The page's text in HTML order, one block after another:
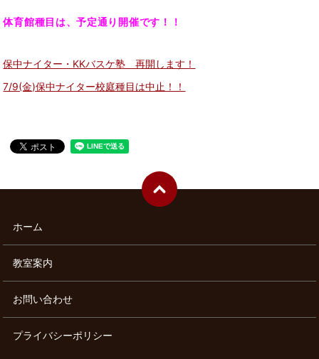
体育館種目は、予定通り開催です！！
保中ナイター・KKバスケ塾 再開します！
7/9(金)保中ナイター校庭種目は中止！！
ホーム
教室案内
お問い合わせ
プライバシーポリシー